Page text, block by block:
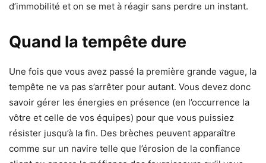
d’immobilité et on se met à réagir sans perdre un instant.
Quand la tempête dure
Une fois que vous avez passé la première grande vague, la
tempête ne va pas s’arrêter pour autant. Vous devez donc
savoir gérer les énergies en présence (en l’occurrence la
vôtre et celle de vos équipes) pour que vous puissiez
résister jusqu’à la fin. Des brèches peuvent apparaître
comme sur un navire telle que l’érosion de la confiance